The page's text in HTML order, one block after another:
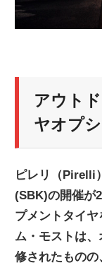
アウト
ヤオプ
ピレリ（Pirelli
(SBK)の開催が
プメントタイ
ム・モストは
修されたもの